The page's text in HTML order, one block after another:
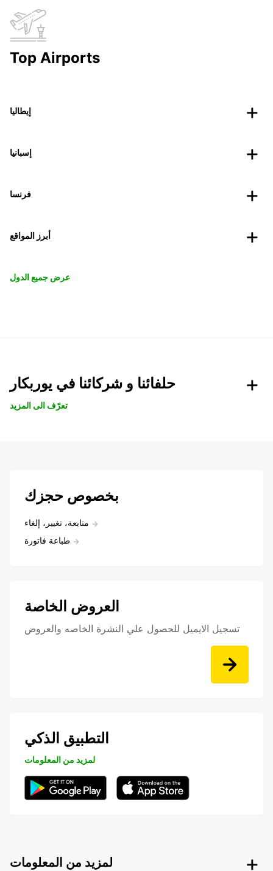
Top Airports
إيطاليا
إسبانيا
فرنسا
أبرز المواقع
عرض جميع الدول
حلفائنا و شركائنا في يوربكار
تعرّف الى المزيد
بخصوص حجزك
متابعة، تغيير، إلغاء
طباعة فاتورة
العروض الخاصة
تسجيل الايميل للحصول علي النشرة الخاصه والعروض
التطبيق الذكي
لمزيد من المعلومات
لمزيد من المعلومات